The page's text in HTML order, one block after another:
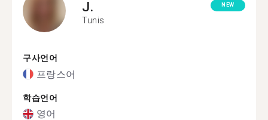
J.
Tunis
NEW
구사언어
프랑스어
학습언어
영어